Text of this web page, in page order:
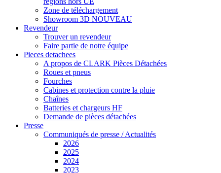
Zone de téléchargement
Showroom 3D NOUVEAU
Revendeur
Trouver un revendeur
Faire partie de notre équipe
Pieces detachees
A propos de CLARK Pièces Détachées
Roues et pneus
Fourches
Cabines et protection contre la pluie
Chaînes
Batteries et chargeurs HF
Demande de pièces détachées
Presse
Communiqués de presse / Actualités
2026
2025
2024
2023